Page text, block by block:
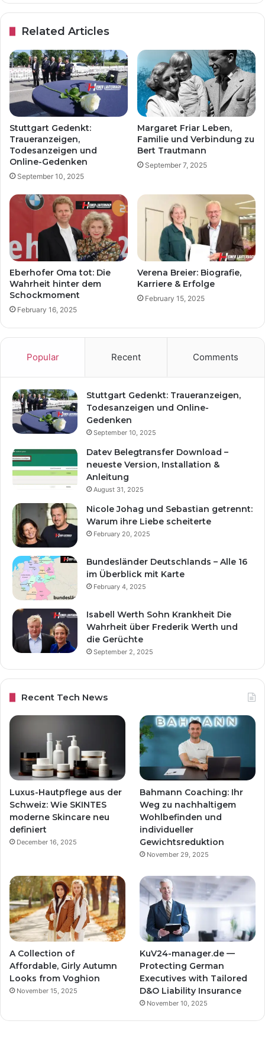
Related Articles
Stuttgart Gedenkt:
Traueranzeigen,
Todesanzeigen und
Online-Gedenken
September 10, 2025
Margaret Friar Leben,
Familie und Verbindung zu
Bert Trautmann
September 7, 2025
Eberhofer Oma tot: Die
Wahrheit hinter dem
Schockmoment
February 16, 2025
Verena Breier: Biografie,
Karriere & Erfolge
February 15, 2025
Popular Recent Comments
Stuttgart Gedenkt: Traueranzeigen,
Todesanzeigen und Online-
Gedenken
September 10, 2025
Datev Belegtransfer Download –
neueste Version, Installation &
Anleitung
August 31, 2025
Nicole Johag und Sebastian getrennt:
Warum ihre Liebe scheiterte
February 20, 2025
Bundesländer Deutschlands – Alle 16
im Überblick mit Karte
February 4, 2025
Isabell Werth Sohn Krankheit Die
Wahrheit über Frederik Werth und
die Gerüchte
September 2, 2025
Recent Tech News
Luxus-Hautpflege aus der
Schweiz: Wie SKINTES
moderne Skincare neu
definiert
December 16, 2025
Bahmann Coaching: Ihr
Weg zu nachhaltigem
Wohlbefinden und
individueller
Gewichtsreduktion
November 29, 2025
A Collection of
Affordable, Girly Autumn
Looks from Voghion
November 15, 2025
KuV24-manager.de —
Protecting German
Executives with Tailored
D&O Liability Insurance
November 10, 2025